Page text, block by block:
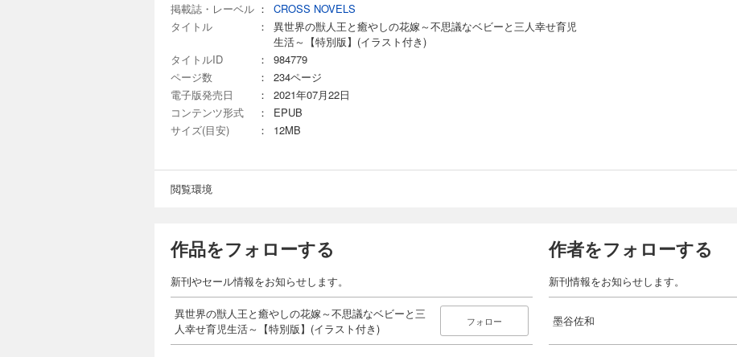
掲載誌・レーベル ：
CROSS NOVELS
タイトル
：
異世界の獣人王と癒やしの花嫁～不思議なベビーと三人幸せ育児
生活～【特別版】(イラスト付き)
タイトルID
：
984779
ページ数
：
234ページ
電子版発売日
：
2021年07月22日
コンテンツ形式
：
EPUB
サイズ(目安)
： 12MB
閲覧環境
作品をフォローする
新刊やセール情報をお知らせします。
異世界の獣人王と癒やしの花嫁～不思議なベビーと三
人幸せ育児生活～【特別版】(イラスト付き)
フォロー
作者をフォローする
新刊情報をお知らせします。
墨谷佐和